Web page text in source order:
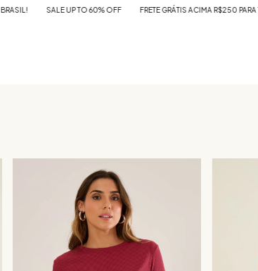
FRETE GRÁTIS ACIMA R$250 PARA TODO O BRASIL! SALE UP TO 60%